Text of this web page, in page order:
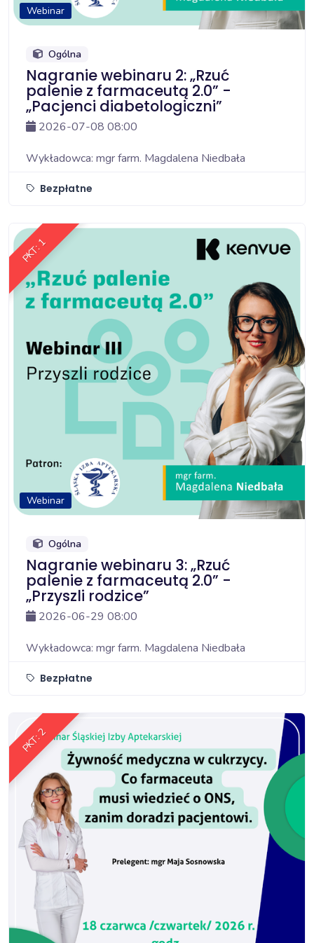
Webinar
Ogólna
Nagranie webinaru 2: „Rzuć
palenie z farmaceutą 2.0” -
„Pacjenci diabetologiczni”
2026-07-08 08:00
Wykładowca: mgr farm. Magdalena Niedbała
Bezpłatne
PKT: 1
Webinar
Ogólna
Nagranie webinaru 3: „Rzuć
palenie z farmaceutą 2.0” -
„Przyszli rodzice”
2026-06-29 08:00
Wykładowca: mgr farm. Magdalena Niedbała
Bezpłatne
PKT: 2